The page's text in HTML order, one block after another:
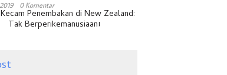
0 Komentar
Penembakan di New Zealand:
Tak Berperikemanusiaan!